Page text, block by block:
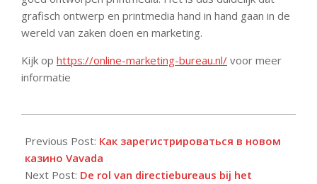
grafisch ontwerp en printmedia hand in hand gaan in de
wereld van zaken doen en marketing.
Kijk op https://online-marketing-bureau.nl/ voor meer
informatie
03-
23
Previous Post: Как зарегистрироваться в новом
казино Vavada
Next Post: De rol van directiebureaus bij het